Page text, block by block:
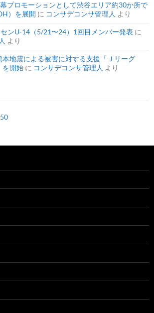
プロモーションとして渋谷エリア約30か所で
）を展開 に コンサデコンサ管理人 より
ンU-14（5/21〜24）1回目メンバー発表 に
より
本地震による被害に対する支援「Ｊリーグ
を開始 に コンサデコンサ管理人 より